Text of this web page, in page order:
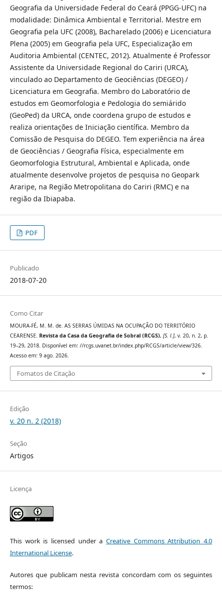
Geografia da Universidade Federal do Ceará (PPGG-UFC) na
modalidade: Dinâmica Ambiental e Territorial. Mestre em
Geografia pela UFC (2008), Bacharelado (2006) e Licenciatura
Plena (2005) em Geografia pela UFC, Especialização em
Auditoria Ambiental (CENTEC, 2012). Atualmente é Professor
Assistente da Universidade Regional do Cariri (URCA),
vinculado ao Departamento de Geociências (DEGEO) /
Licenciatura em Geografia. Membro do Laboratório de
estudos em Geomorfologia e Pedologia do semiárido
(GeoPed) da URCA, onde coordena grupo de estudos e
realiza orientações de Iniciação científica. Membro da
Comissão de Pesquisa do DEGEO. Tem experiência na área
de Geociências / Geografia Física, especialmente em
Geomorfologia Estrutural, Ambiental e Aplicada, onde
atualmente desenvolve projetos de pesquisa no Geopark
Araripe, na Região Metropolitana do Cariri (RMC) e na
região da Ibiapaba.
PDF
Publicado
2018-07-20
Como Citar
MOURA-FÉ, M. M. de. AS SERRAS ÚMIDAS NA OCUPAÇÃO DO TERRITÓRIO
CEARENSE. Revista da Casa da Geografia de Sobral (RCGS), [S. l.], v. 20, n. 2, p.
19–29, 2018. Disponível em: //rcgs.uvanet.br/index.php/RCGS/article/view/326.
Acesso em: 9 ago. 2026.
Fomatos de Citação
Edição
v. 20 n. 2 (2018)
Seção
Artigos
Licença
This work is licensed under aCreative Commons Attribution 4.0
International License.
Autores que publicam nesta revista concordam com os seguintes
termos: